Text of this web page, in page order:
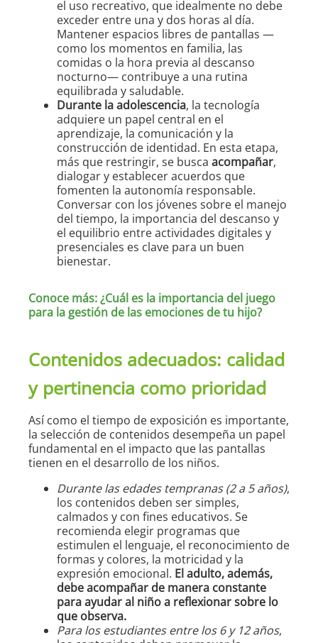
el uso recreativo, que idealmente no debe
exceder entre una y dos horas al día.
Mantener espacios libres de pantallas —
como los momentos en familia, las
comidas o la hora previa al descanso
nocturno— contribuye a una rutina
equilibrada y saludable.
Durante la adolescencia, la tecnología
adquiere un papel central en el
aprendizaje, la comunicación y la
construcción de identidad. En esta etapa,
más que restringir, se busca acompañar,
dialogar y establecer acuerdos que
fomenten la autonomía responsable.
Conversar con los jóvenes sobre el manejo
del tiempo, la importancia del descanso y
el equilibrio entre actividades digitales y
presenciales es clave para un buen
bienestar.
Conoce más: ¿Cuál es la importancia del juego
para la gestión de las emociones de tu hijo?
Contenidos adecuados: calidad
y pertinencia como prioridad
Así como el tiempo de exposición es importante,
la selección de contenidos desempeña un papel
fundamental en el impacto que las pantallas
tienen en el desarrollo de los niños.
Durante las edades tempranas (2 a 5 años),
los contenidos deben ser simples,
calmados y con fines educativos. Se
recomienda elegir programas que
estimulen el lenguaje, el reconocimiento de
formas y colores, la motricidad y la
expresión emocional. El adulto, además,
debe acompañar de manera constante
para ayudar al niño a reflexionar sobre lo
que observa.
Para los estudiantes entre los 6 y 12 años,